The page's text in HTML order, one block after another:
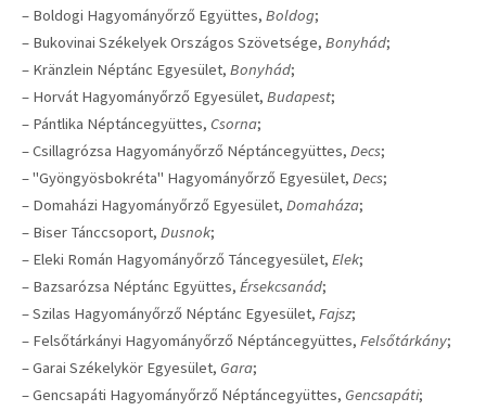
– Boldogi Hagyományőrző Együttes, Boldog;
– Bukovinai Székelyek Országos Szövetsége, Bonyhád;
– Kränzlein Néptánc Egyesület, Bonyhád;
– Horvát Hagyományőrző Egyesület, Budapest;
– Pántlika Néptáncegyüttes, Csorna;
– Csillagrózsa Hagyományőrző Néptáncegyüttes, Decs;
– "Gyöngyösbokréta" Hagyományőrző Egyesület, Decs;
– Domaházi Hagyományőrző Egyesület, Domaháza;
– Biser Tánccsoport, Dusnok;
– Eleki Román Hagyományőrző Táncegyesület, Elek;
– Bazsarózsa Néptánc Együttes, Érsekcsanád;
– Szilas Hagyományőrző Néptánc Egyesület, Fajsz;
– Felsőtárkányi Hagyományőrző Néptáncegyüttes, Felsőtárkány;
– Garai Székelykör Egyesület, Gara;
– Gencsapáti Hagyományőrző Néptáncegyüttes, Gencsapáti;